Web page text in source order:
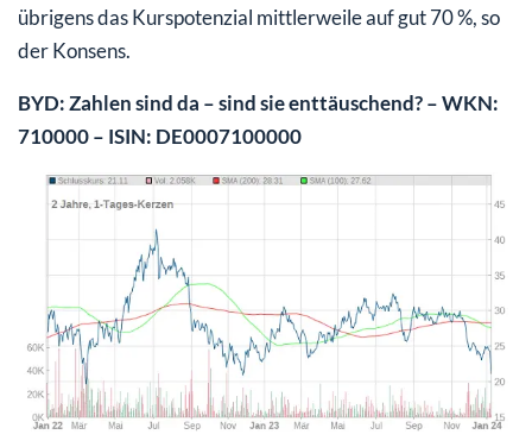
übrigens das Kurspotenzial mittlerweile auf gut 70 %, so
der Konsens.
BYD: Zahlen sind da – sind sie enttäuschend? – WKN:
710000 – ISIN: DE0007100000